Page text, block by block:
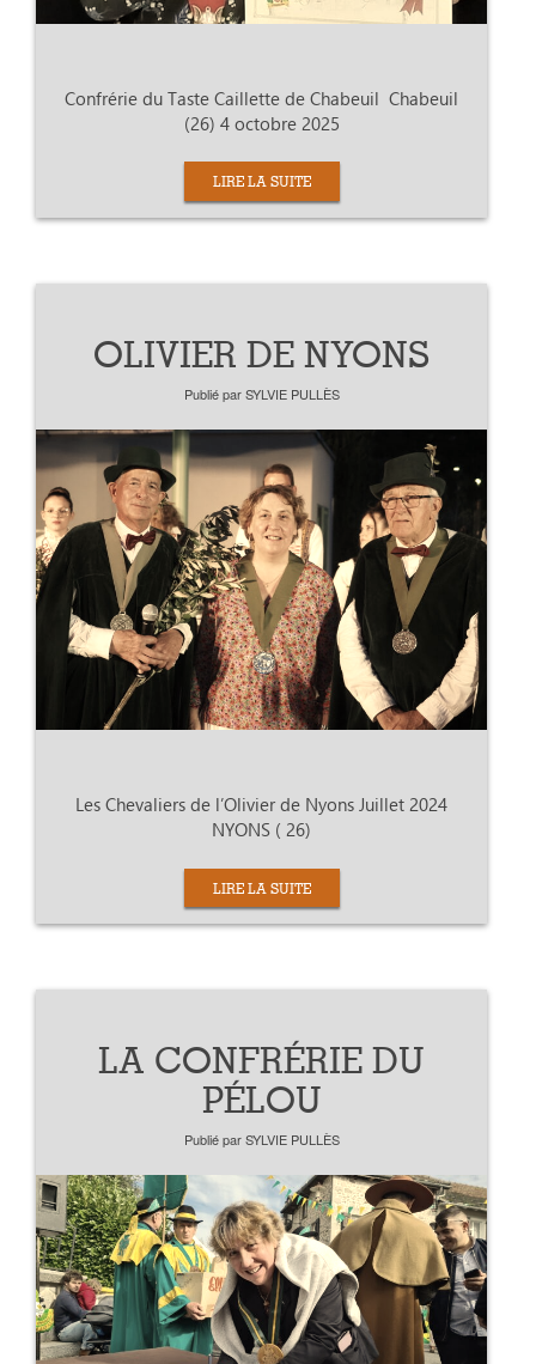
Confrérie du Taste Caillette de Chabeuil Chabeuil
(26) 4 octobre 2025
LIRE LA SUITE
OLIVIER DE NYONS
Publié parSYLVIE PULLÈS
Les Chevaliers de l’Olivier de Nyons Juillet 2024
NYONS ( 26)
LIRE LA SUITE
LA CONFRÉRIE DU
PÉLOU
Publié parSYLVIE PULLÈS